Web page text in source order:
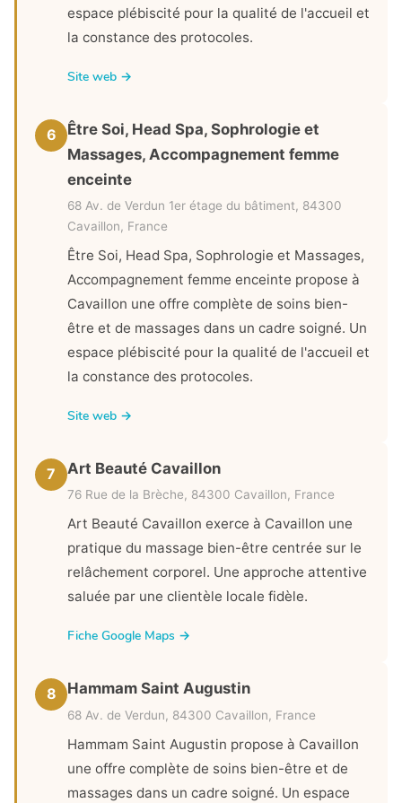
espace plébiscité pour la qualité de l'accueil et
la constance des protocoles.
Site web →
6
Être Soi, Head Spa, Sophrologie et
Massages, Accompagnement femme
enceinte
68 Av. de Verdun 1er étage du bâtiment, 84300
Cavaillon, France
Être Soi, Head Spa, Sophrologie et Massages,
Accompagnement femme enceinte propose à
Cavaillon une offre complète de soins bien-
être et de massages dans un cadre soigné. Un
espace plébiscité pour la qualité de l'accueil et
la constance des protocoles.
Site web →
7 Art Beauté Cavaillon
76 Rue de la Brèche, 84300 Cavaillon, France
Art Beauté Cavaillon exerce à Cavaillon une
pratique du massage bien-être centrée sur le
relâchement corporel. Une approche attentive
saluée par une clientèle locale fidèle.
Fiche Google Maps →
8 Hammam Saint Augustin
68 Av. de Verdun, 84300 Cavaillon, France
Hammam Saint Augustin propose à Cavaillon
une offre complète de soins bien-être et de
massages dans un cadre soigné. Un espace